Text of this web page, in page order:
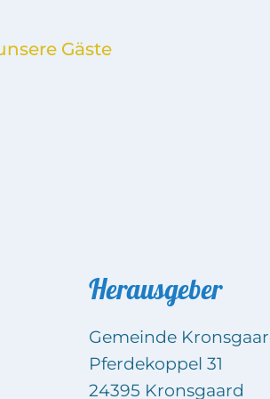
Gäste
Herausgeber
Gemeinde
Pferdekoppel 31
24395 Kronsgaard